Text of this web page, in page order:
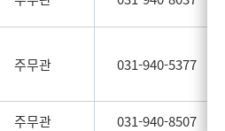
주무관 031-940-5377
주무관 031-940-8507